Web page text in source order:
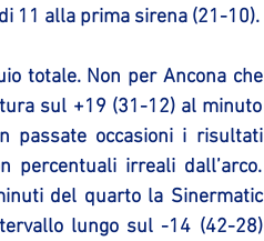
11 alla prima sirena (21-10).
totale. Non per Ancona che
sul +19 (31-12) al minuto
passate occasioni i risultati
percentuali irreali dall’arco.
del quarto la Sinermatic
lungo sul -14 (42-28)